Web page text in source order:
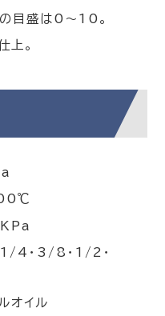
目盛は0～10。
上。
1/4・3/8・1/2・
オイル